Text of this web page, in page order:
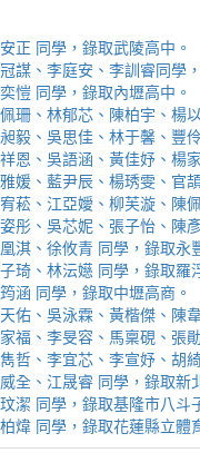
正 同學，錄取武陵高中。
謀、李庭安、李訓睿同學
愷 同學，錄取內壢高中。
、林郁芯、陳柏宇、楊
、吳思佳、林于馨、豐
、吳語涵、黃佳妤、楊
、藍尹辰、楊琇雯、官
、江亞嬡、柳芙漩、陳
、吳芯妮、張子怡、陳
淇、徐攸青 同學，錄取永
琦、林沄嬨 同學，錄取羅
涵 同學，錄取中壢高商。
、吳泳霖、黃楷傑、陳
、李旻容、馬稟硯、張
、李宜芯、李宣妤、胡
全、江晟睿 同學，錄取新
潔 同學，錄取基隆市八斗
煒 同學，錄取花蓮縣立體